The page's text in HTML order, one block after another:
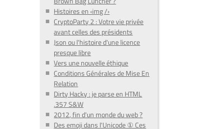
Histoires en ‹img /›
CryptoParty 2 : Votre vie privée
avant celles des présidents
Json ou l'histoire d'une licence
presque libre
Vers une nouvelle éthique
Conditions Générales de Mise En
Relation
Dirty Hacky : je parse en HTML
.357 S&W
2012, fin d'un monde du web ?
Des emoji dans l'Unicode ① Ces